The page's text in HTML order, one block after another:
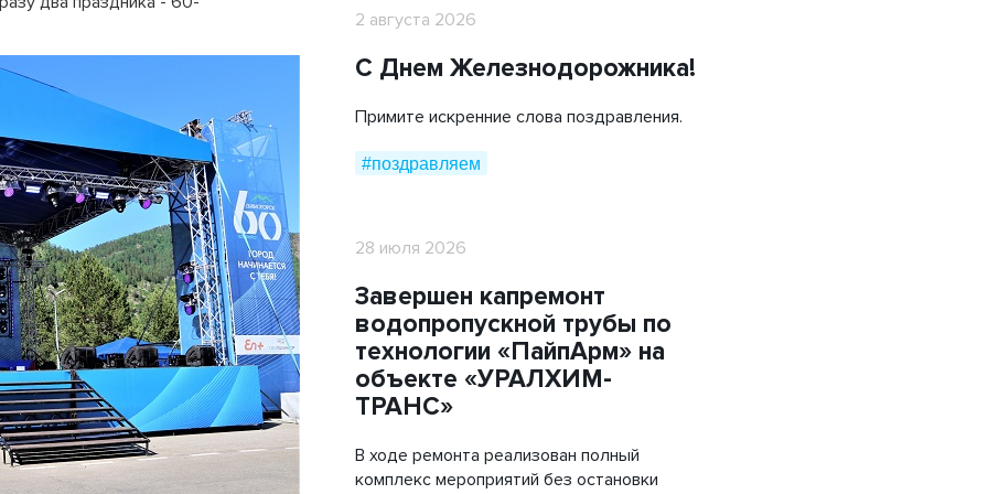
Мобильные дорожные покрытия
ТехноГРАСС
Труба напорная ПЭ
Труба ПЭ ГАЗ
Cover Up
2 августа 2026
С Днем Железнодорожника!
Примите искренние слова поздравления.
#поздравляем
28 июля 2026
Завершен капремонт
водопропускной трубы по
технологии «ПайпАрм» на
объекте «УРАЛХИМ-
ТРАНС»
В ходе ремонта реализован полный
комплекс мероприятий без остановки